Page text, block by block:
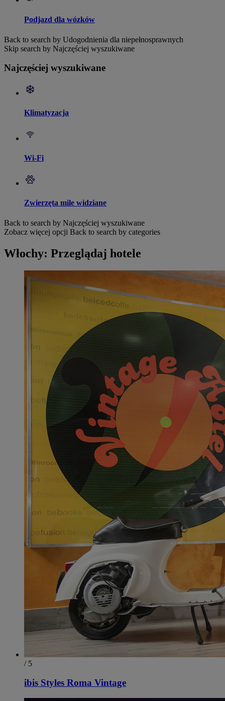
Podjazd dla wózków
Back to search by Udogodnienia dla niepełnosprawnych
Skip search by Najczęściej wyszukiwane
Najczęściej wyszukiwane
Klimatyzacja
Wi-Fi
Zwierzęta mile widziane
Back to search by Najczęściej wyszukiwane
Zobacz więcej opcji Back to search by categories
Włochy: Przeglądaj hotele
/ 5
ibis Styles Roma Vintage